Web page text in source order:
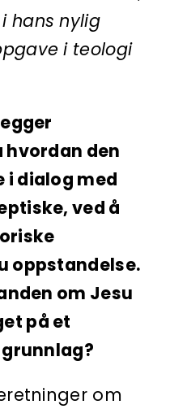
hans nylig
i teologi
den
i dialog med
ved å
oppstandelse.
om Jesu
på et
om